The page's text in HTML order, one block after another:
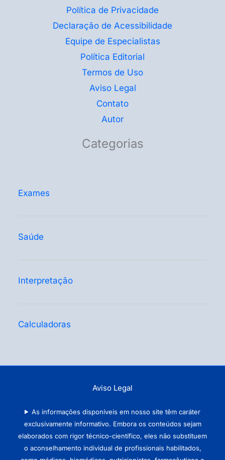
Política de Privacidade
Declaração de Acessibilidade
Equipe de Especialistas
Política Editorial
Termos de Uso
Aviso Legal
Contato
Autor
Categorias
Exames
Saúde
Interpretação
Calculadoras
Aviso Legal
As informações disponíveis em nosso site têm caráter
exclusivamente informativo. Embora os conteúdos sejam
elaborados com rigor técnico-científico, eles não substituem
o aconselhamento individual de profissionais habilitados,